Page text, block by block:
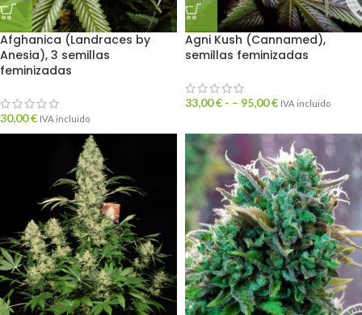
Afghanica (Landraces by
Anesia), 3 semillas
feminizadas
30,00€ IVA incluido
Agni Kush (Cannamed),
semillas feminizadas
33,00€ - – 95,00€ IVA incluido